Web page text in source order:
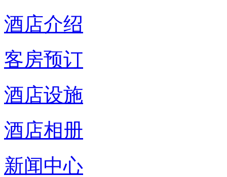
酒店介绍
客房预订
酒店设施
酒店相册
新闻中心